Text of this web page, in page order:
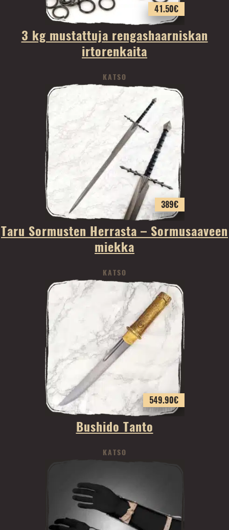
41.50€
3 kg mustattuja rengashaarniskan
irtorenkaita
KATSO
389€
Taru Sormusten Herrasta – Sormusaaveen
miekka
KATSO
549.90€
Bushido Tanto
KATSO